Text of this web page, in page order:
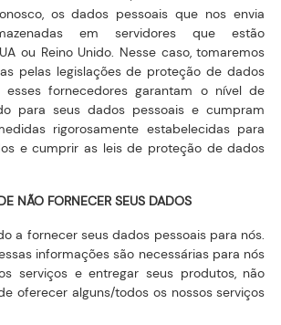
os dados pessoais que nos envia
em servidores que estão
ou Reino Unido. Nesse caso, tomaremos
pelas legislações de proteção de dados
fornecedores garantam o nível de
para seus dados pessoais e cumpram
rigorosamente estabelecidas para
e cumprir as leis de proteção de dados
NÃO FORNECER SEUS DADOS
a fornecer seus dados pessoais para nós.
informações são necessárias para nós
serviços e entregar seus produtos, não
oferecer alguns/todos os nossos serviços